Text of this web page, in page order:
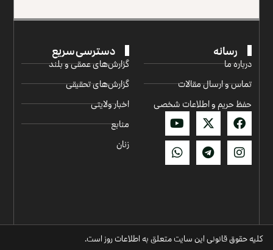
رسانه
درباره ما
تماس و ارسال مقالات
حفظ حریم و اطلاعات شخصی
دسترسی سریع
گزارش‌‌های عمقی و بلند
گزارش‌های تحقیقی
اخبار ولایتی
منابع
زنان
کلیه حقوق قانونی این سایت متعلق به اطلاعات روز است.